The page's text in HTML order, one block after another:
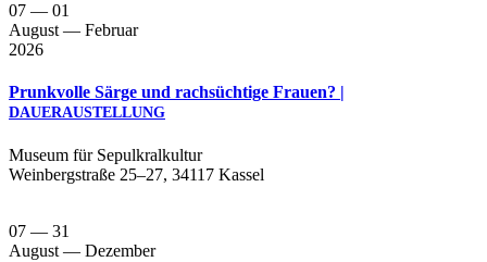
07 — 01
August — Februar
2026
Prunkvolle Särge und rachsüchtige Frauen? |
DAUERAUSTELLUNG
Muse­um für Sepul­kral­kul­tur
Wein­berg­stra­ße 25–27, 34117 Kassel
07 — 31
August — Dezember